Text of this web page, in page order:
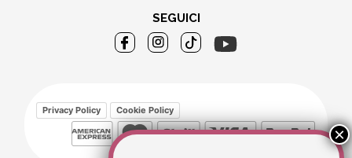
SEGUICI
Privacy Policy Cookie Policy